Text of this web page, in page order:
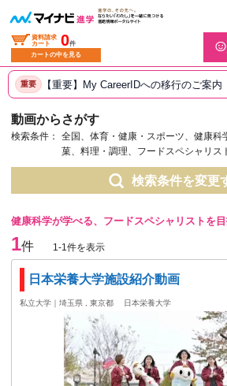
資料請求
カート
0件
カートの中を見る
重要 【重要】My CareerIDへの移行のご案内
動画からさがす
検索条件：
全国、体育・健康・スポーツ、健康科
菓、料理・調理、フードスペシャリス
検索条件を変更
健康科学が学べる、フードスペシャリストを
1件 1-1件を表示
日本栄養大学施設紹介動画
私立大学｜埼玉県 , 東京都 日本栄養大学